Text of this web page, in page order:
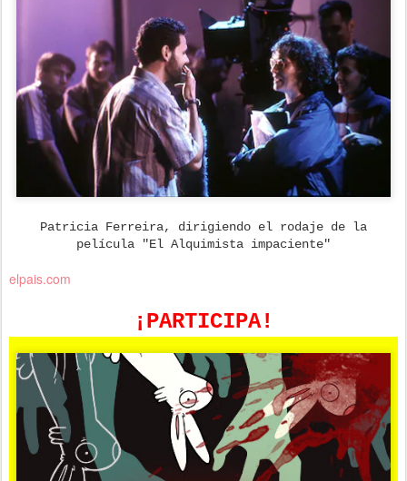
Patricia Ferreira, dirigiendo el rodaje de la
película "El Alquimista impaciente"
elpais.com
¡PARTICIPA!